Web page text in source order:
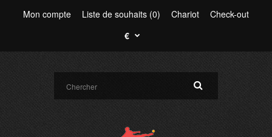
Mon compte Liste de souhaits (0) Chariot
Check-out
€